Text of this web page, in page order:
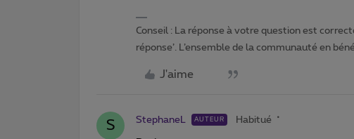
Conseil : La réponse à votre question est
réponse’. L’ensemble de la communauté en
J'aime
S StephaneL AUTEUR Habitué